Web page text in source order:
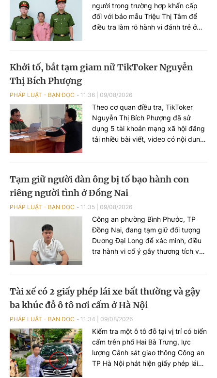
người trong trường hợp khẩn cấp
đối với bảo mẫu Triệu Thị Tâm để
điều tra làm rõ hành vi đánh trẻ ở
Khởi tố, bắt tạm giam nữ TikToker Nguyễn
Thị Bích Phượng
PHÁP LUẬT - BẠN ĐỌC 11:36 09/08/2026
Theo cơ quan điều tra, TikToker
Nguyễn Thị Bích Phượng đã sử
dụng 5 tài khoản mạng xã hội đăng
tải nhiều bài viết, video có nội dung
Tạm giữ người đàn ông bị tố bạo hành con
riêng người tình ở Đồng Nai
PHÁP LUẬT - BẠN ĐỌC 11:35 09/08/2026
Công an phường Bình Phước, TP
Đồng Nai, đang tạm giữ đối tượng
Dương Đại Long để xác minh, điều
tra hành vi cố ý gây thương tích và
Tài xế có 2 giấy phép lái xe bất thường và gậy
ba khúc đỗ ô tô nơi cấm ở Hà Nội
PHÁP LUẬT - BẠN ĐỌC 11:34 09/08/2026
Kiểm tra một ô tô đỗ tại vị trí có biển
cấm trên phố Hai Bà Trưng, lực
lượng Cảnh sát giao thông Công an
TP Hà Nội phát hiện giấy phép lái